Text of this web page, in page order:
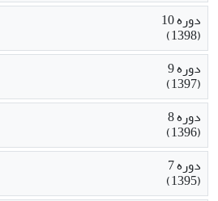
دوره 10
(1398)
دوره 9
(1397)
دوره 8
(1396)
دوره 7
(1395)